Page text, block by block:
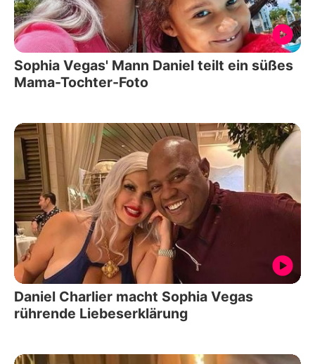
Sophia Vegas' Mann Daniel teilt ein süßes
Mama-Tochter-Foto
Daniel Charlier macht Sophia Vegas
rührende Liebeserklärung